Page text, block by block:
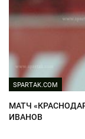
SPARTAK.COM
МАТЧ
ИВАНОВ